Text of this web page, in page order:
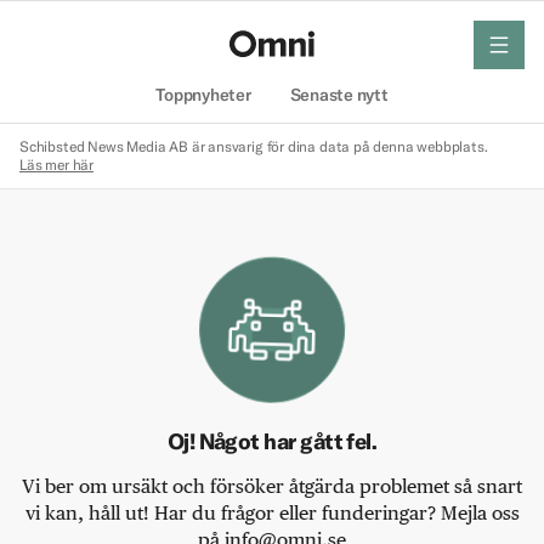
Toppnyheter Senaste nytt
meny
Schibsted News Media AB är ansvarig för dina data på denna webbplats.
Läs mer här
Oj! Något har gått fel.
Vi ber om ursäkt och försöker åtgärda problemet så snart
vi kan, håll ut! Har du frågor eller funderingar? Mejla oss